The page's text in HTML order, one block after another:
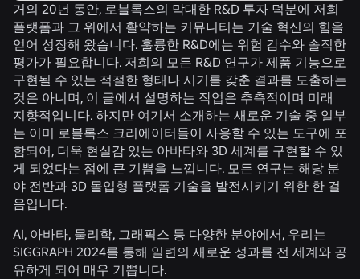
거의 20년 동안, 로블록스의 막대한 R&D 투자 덕분에 저희
플랫폼과 그 위에서 활약하는 커뮤니티는 기술 혁신의 힘을
얻어 성장해 왔습니다. 훌륭한 R&D에는 위험 감수와 솔직한
평가가 필요합니다. 저희의 모든 R&D 연구가 제품 기능으로
구현될 수 있는 적절한 형태나 시기를 갖춘 결과를 도출하는
것은 아니며, 이 글에서 설명하는 작업은 추측적이며 미래
지향적입니다. 하지만 여기서 소개하는 새로운 기술 중 일부
는 이미 로블록스 크리에이터들이 사용할 수 있는 도구에 포
함되어, 더욱 현실감 있는 아바타와 3D 세계를 구현할 수 있
게 되었다는 점에 큰 기쁨을 느낍니다. 모든 연구는 해당 분
야 전반과 3D 몰입형 플랫폼 기술을 발전시키기 위한 한 걸
음입니다.
AI, 아바타, 물리학, 그래픽스 등 다양한 분야에서, 우리는
SIGGRAPH 2024를 통해 일련의 새로운 성과를 전 세계와 공
유하게 되어 매우 기쁩니다.